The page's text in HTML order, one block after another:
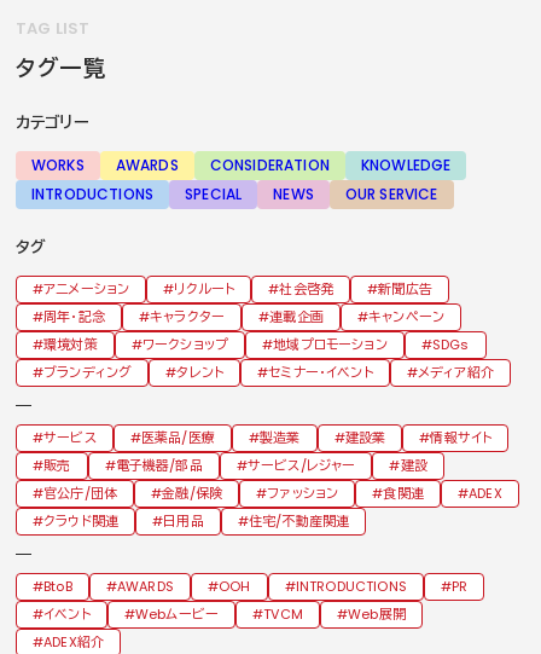
TAG LIST
タグ一覧
カテゴリー
WORKS AWARDS CONSIDERATION
KNOWLEDGE
INTRODUCTIONS
SPECIAL NEWS OUR SERVICE
タグ
アニメーション リクルート 社会啓発
新聞広告
周年・記念
キャラクター 連載企画
キャンペーン
環境対策
ワークショップ 地域プロモーション
SDGs
ブランディング
タレント セミナー・イベント メディア紹介
サービス 医薬品/医療 製造業 建設業
情報サイト
販売
電子機器/部品 サービス/レジャー
建設
官公庁/団体
金融/保険 ファッション 食関連
ADEX
クラウド関連
日用品 住宅/不動産関連
BtoB AWARDS OOH INTRODUCTIONS
PR
イベント
Webムービー TVCM
Web展開
ADEX紹介